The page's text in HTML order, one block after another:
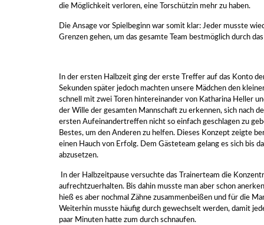
die Möglichkeit verloren, eine Torschützin mehr zu haben.
Die Ansage vor Spielbeginn war somit klar: Jeder musste
Grenzen gehen, um das gesamte Team bestmöglich durch
In der ersten Halbzeit ging der erste Treffer auf das Konto
Sekunden später jedoch machten unsere Mädchen den
schnell mit zwei Toren hintereinander von Katharina Heller
der Wille der gesamten Mannschaft zu erkennen, sich nach
ersten Aufeinandertreffen nicht so einfach geschlagen zu
Bestes, um den Anderen zu helfen. Dieses Konzept zeigte
einen Hauch von Erfolg. Dem Gästeteam gelang es sich bis
abzusetzen.
In der Halbzeitpause versuchte das Trainerteam die
aufrechtzuerhalten. Bis dahin musste man aber schon
hieß es aber nochmal Zähne zusammenbeißen und für die
Weiterhin musste häufig durch gewechselt werden, damit
paar Minuten hatte zum durch schnaufen.